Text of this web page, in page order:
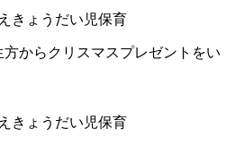
きょうだい児保育
からクリスマスプレゼントをい
きょうだい児保育